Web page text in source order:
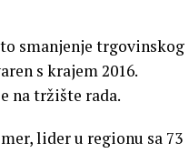
smanjenje trgovinskog
s krajem 2016.
na tržište rada.
lider u regionu sa 73